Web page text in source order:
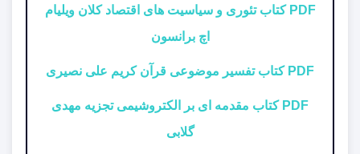
PDF کتاب تئوری و سیاسیت های اقتصاد کلان ویلیام
اچ برانسون
PDF کتاب تفسیر موضوعی قرآن کریم علی نصیری
PDF کتاب مقدمه ای بر الکتروشیمی تجزیه مهدی
گلابی